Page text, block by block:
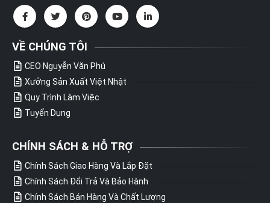
VỀ CHÚNG TÔI
CEO Nguyễn Văn Phú
Xưởng Sản Xuất Việt Nhật
Quy Trình Làm Việc
Tuyển Dụng
CHÍNH SÁCH & HỖ TRỢ
Chính Sách Giao Hàng Và Lắp Đặt
Chính Sách Đổi Trả Và Bảo Hành
Chính Sách Bán Hàng Và Chất Lượng